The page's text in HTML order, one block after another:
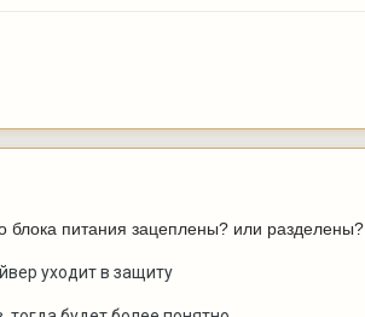
блока питания зацеплены? или разделены?
уходит в защиту